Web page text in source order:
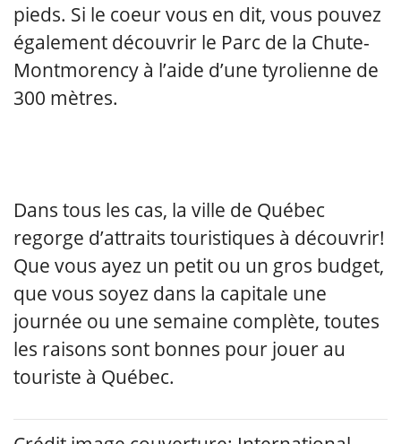
pieds. Si le coeur vous en dit, vous pouvez
également découvrir le Parc de la Chute-
Montmorency à l’aide d’une tyrolienne de
300 mètres.
Dans tous les cas, la ville de Québec
regorge d’attraits touristiques à découvrir!
Que vous ayez un petit ou un gros budget,
que vous soyez dans la capitale une
journée ou une semaine complète, toutes
les raisons sont bonnes pour jouer au
touriste à Québec.